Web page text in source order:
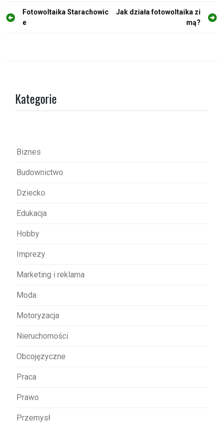
N
Fotowoltaika Starachowic
e
Jak działa fotowoltaika zi
mą?
Kategorie
Biznes
Budownictwo
Dziecko
Edukacja
Hobby
Imprezy
Marketing i reklama
Moda
Motoryzacja
Nieruchomości
Obcojęzyczne
Praca
Prawo
Przemysł